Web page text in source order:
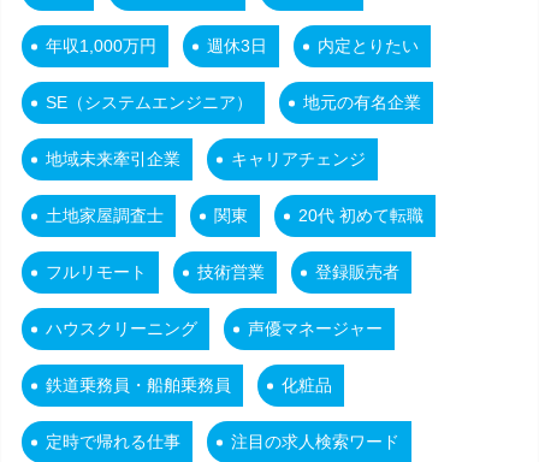
年収1,000万円 週休3日 内定とりたい
SE（システムエンジニア） 地元の有名企業
地域未来牽引企業 キャリアチェンジ
土地家屋調査士 関東 20代 初めて転職
フルリモート 技術営業 登録販売者
ハウスクリーニング 声優マネージャー
鉄道乗務員・船舶乗務員 化粧品
定時で帰れる仕事 注目の求人検索ワード